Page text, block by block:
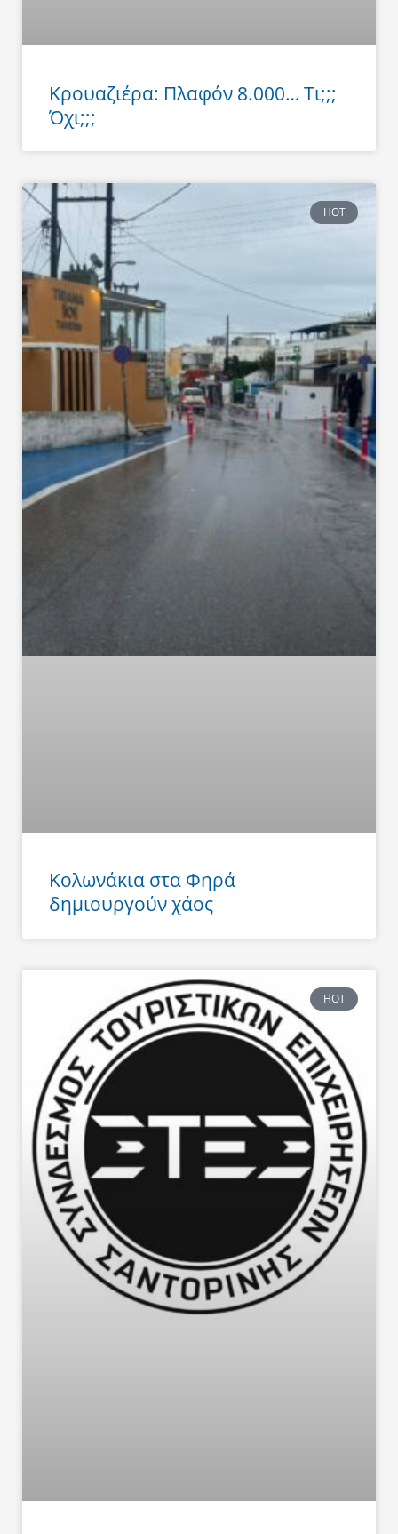
Κρουαζιέρα: Πλαφόν 8.000… Τι;;;
Όχι;;;
HOT
Κολωνάκια στα Φηρά
δημιουργούν χάος
HOT